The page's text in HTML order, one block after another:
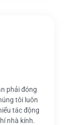
phải đóng
tôi luôn
tác động
nhà kính.